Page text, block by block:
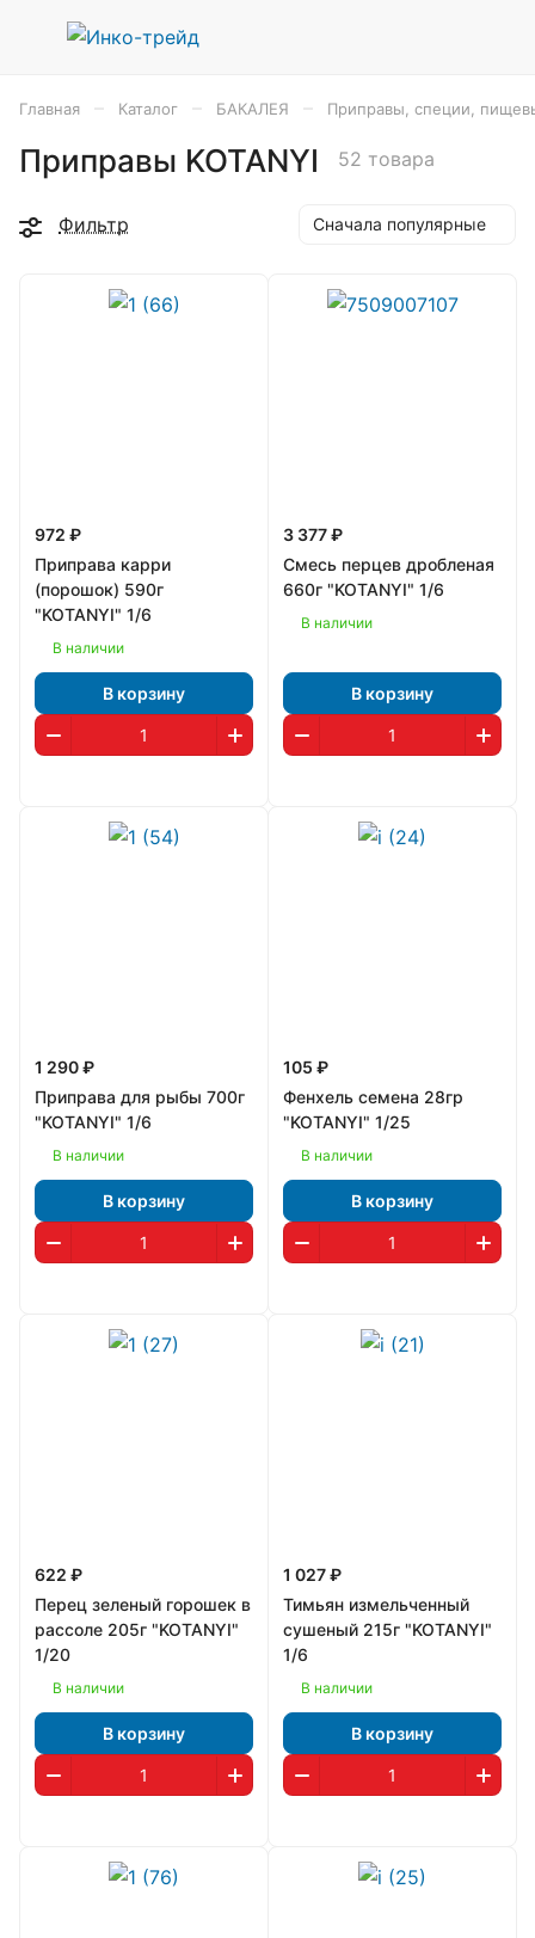
Главная Каталог БАКАЛЕЯ Приправы, специи,
Приправы KOTANYI 52 товара
Фильтр Сначала популярные
972 ₽
Приправа карри
(порошок) 590г
"KOTANYI" 1/6
В наличии
В корзину
3 377 ₽
Смесь перцев дробленая
660г "KOTANYI" 1/6
В наличии
В корзину
1 290 ₽
Приправа для рыбы 700г
"KOTANYI" 1/6
В наличии
В корзину
105 ₽
Фенхель семена 28гр
"KOTANYI" 1/25
В наличии
В корзину
622 ₽
Перец зеленый горошек в
рассоле 205г "KOTANYI"
1/20
В наличии
В корзину
1 027 ₽
Тимьян измельченный
сушеный 215г "KOTANYI"
1/6
В наличии
В корзину